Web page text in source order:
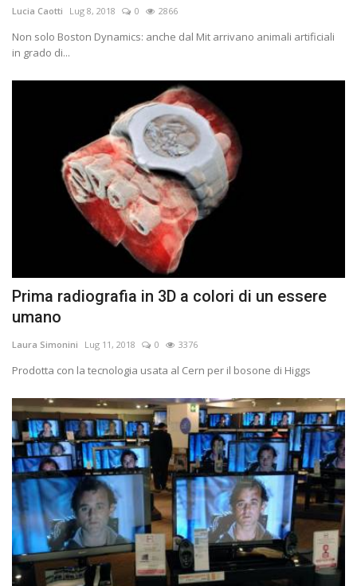
Lucia Caotti Lug 8, 2018 0 2866
Non solo Boston Dynamics: anche dal Mit arrivano animali artificiali
in grado di...
Prima radiografia in 3D a colori di un essere
umano
Laura Simonini Lug 11, 2018 0 3376
Prodotta con la tecnologia usata al Cern per il bosone di Higgs